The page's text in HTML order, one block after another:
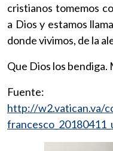
cristianos tomemos
a Dios y estamos
donde vivimos, de la
Que Dios los bendiga.
Fuente:
http://w2.vatican.va/